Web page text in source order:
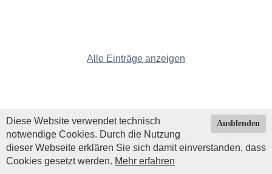
Alle Einträge anzeigen
Ausblenden
Diese Website verwendet technisch
notwendige Cookies. Durch die Nutzung
dieser Webseite erklären Sie sich damit einverstanden, dass
Cookies gesetzt werden. Mehr erfahren